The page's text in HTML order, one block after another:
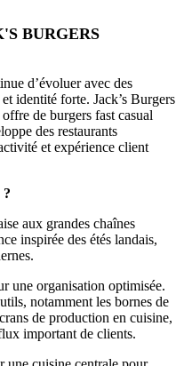
BURGERS
d’évoluer avec des
identité forte. Jack’s Burgers
de burgers fast casual
des restaurants
et expérience client
?
aux grandes chaînes
inspirée des étés landais,
une organisation optimisée.
notamment les bornes de
de production en cuisine,
important de clients.